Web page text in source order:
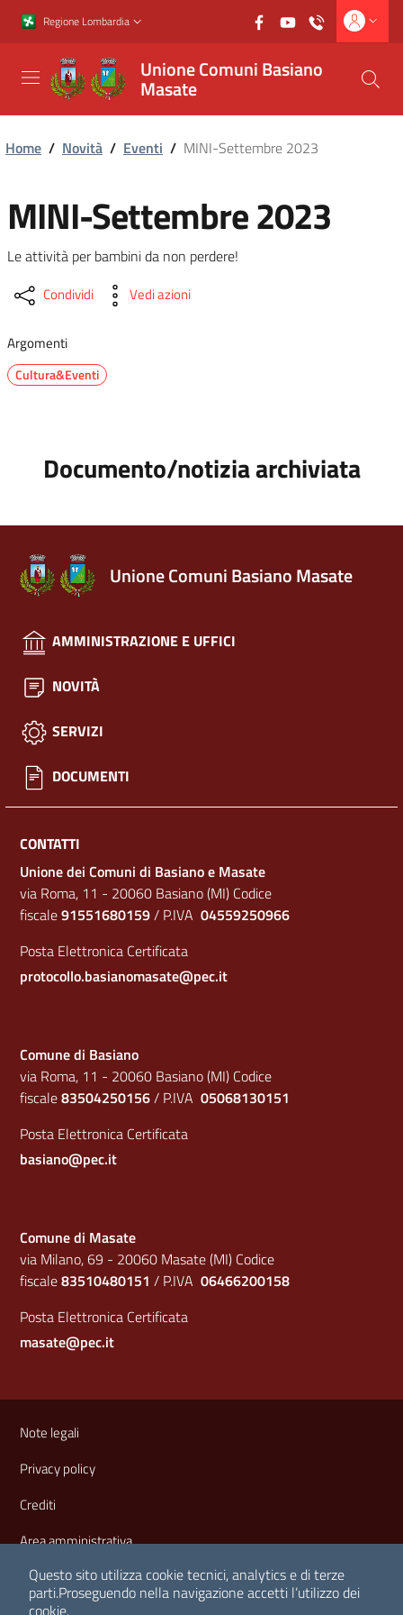
Questo sito utilizza cookie tecnici, analytics e di terze
parti.Proseguendo nella navigazione accetti l’utilizzo dei
cookie.
Vai al contenuto principale
Vai al footer
Regione Lombardia
Unione Comuni Basiano
Masate
Home / Novità / Eventi / MINI-Settembre 2023
MINI-Settembre 2023
Le attività per bambini da non perdere!
Condividi Vedi azioni
Argomenti
Cultura&Eventi
Documento/notizia archiviata
Unione Comuni Basiano Masate
AMMINISTRAZIONE E UFFICI
NOVITÀ
SERVIZI
DOCUMENTI
CONTATTI
Unione dei Comuni di Basiano e Masate
via Roma, 11 - 20060 Basiano (MI) Codice
fiscale91551680159/ P.IVA 04559250966
Posta Elettronica Certificata
protocollo.basianomasate@pec.it
Comune di Basiano
via Roma, 11 - 20060 Basiano (MI) Codice
fiscale83504250156/ P.IVA 05068130151
Posta Elettronica Certificata
basiano@pec.it
Comune di Masate
via Milano, 69 - 20060 Masate (MI) Codice
fiscale83510480151 / P.IVA 06466200158
Posta Elettronica Certificata
masate@pec.it
Sezione Link Utili
Note legali
Privacy policy
Crediti
Area amministrativa